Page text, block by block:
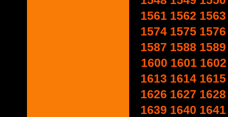
1561 1562 1563
1574 1575 1576
1587 1588 1589
1600 1601 1602
1613 1614 1615
1626 1627 1628
1639 1640 1641